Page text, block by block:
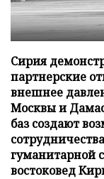
Сирия
партнерские
внешнее
Москвы и
баз создают
гуманитарной
востоковед